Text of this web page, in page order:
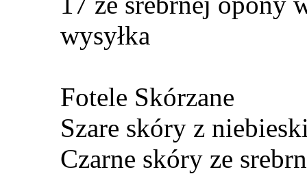
wysyłka
Fotele Skórzane
Szare skóry z
Czarne skóry ze